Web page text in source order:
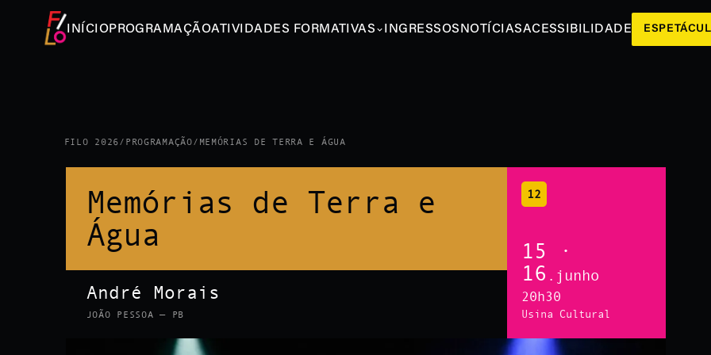
INÍCIOPROGRAMAÇÃOATIVIDADES FORMATIVAS INGRESSOS NOTÍCIASACESSIBILIDADE
FILO 2026/ PROGRAMAÇÃO/ MEMÓRIAS DE TERRA E ÁGUA
Memórias de Terra e
Água
André Morais
JOÃO PESSOA — PB
12
15 ·
16 .junho
20h30
Usina Cultural